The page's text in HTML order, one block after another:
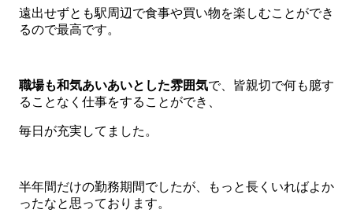
遠出せずとも駅周辺で食事や買い物を楽しむことができ
るので最高です。
職場も和気あいあいとした雰囲気で、皆親切で何も臆す
ることなく仕事をすることができ、
毎日が充実してました。
半年間だけの勤務期間でしたが、もっと長くいればよか
ったなと思っております。